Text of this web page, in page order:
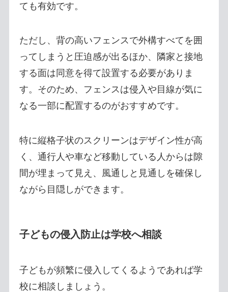
ても有効です。
ただし、背の高いフェンスで外構すべてを囲
ってしまうと圧迫感が出るほか、隣家と接地
する面は同意を得て設置する必要がありま
す。そのため、フェンスは侵入や目線が気に
なる一部に配置するのがおすすめです。
特に縦格子状のスクリーンはデザイン性が高
く、通行人や車など移動している人からは隙
間が埋まって見え、風通しと見通しを確保し
ながら目隠しができます。
子どもの侵入防止は学校へ相談
子どもが頻繁に侵入してくるようであれば学
校に相談しましょう。